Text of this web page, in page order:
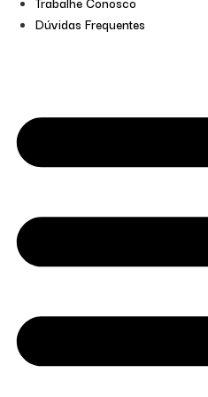
Dúvidas Frequentes